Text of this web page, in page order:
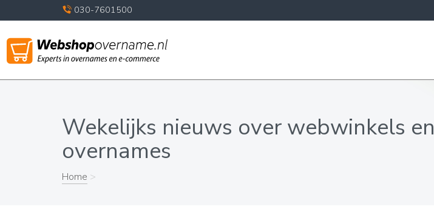
030-7601500
Wekelijks nieuws over webwinkels en
overnames
Home >